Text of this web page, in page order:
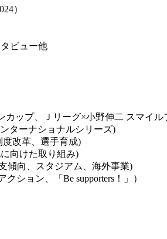
）
ビュー他
ップ、Ｊリーグ×小野伸二 スマイル
ターナショナルシリーズ)
度改革、選手育成)
向けた取り組み)
傾向、スタジアム、海外事業)
ション、「Be supporters！」）